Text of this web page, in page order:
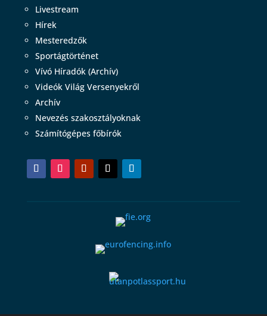
Livestream
Hírek
Mesteredzők
Sportágtörténet
Vívó Híradók (Archív)
Videók Világ Versenyekről
Archív
Nevezés szakosztályoknak
Számítógépes főbírók